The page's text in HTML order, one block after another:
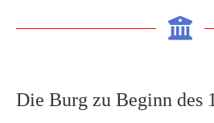
Die Burg zu Beginn des